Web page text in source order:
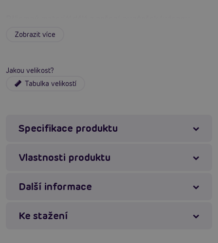
žáležitost.
nohou.
Dodají ti šarm a sebevědomí.
Dostupné ve velikostech 1/2 a 3/4.
Materiál tvořený z vláken elastanu a polyesteru.
Zobrazit více
Jakou velikost?
Tabulka velikostí
Specifikace produktu
Vlastnosti produktu
Další informace
Ke stažení